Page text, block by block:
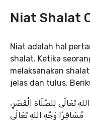
Niat Shalat
Niat adalah hal
shalat. Ketika
melaksanakan
jelas dan tulus.
تَعَالَى لِلصَّلَاةِ الْقَصَرِ،
مُسَافِرًا وَجْهِ اللهِ تَعَالَى